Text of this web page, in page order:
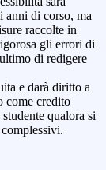
anni di corso, ma
raccolte in
gli errori di
di redigere
e darà diritto a
come credito
qualora si